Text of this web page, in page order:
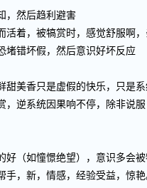
，然后趋利避害
活着，被犒赏时，感觉舒服啊
堵错坏假，然后意识好坏反应
甜美香只是虚假的快乐，只是
，逆系统因果响不停，除非说
好（如憧憬绝望），意识多会
手，新，情感，经验受益，惊